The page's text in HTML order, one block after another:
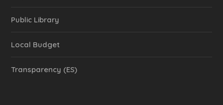
Public Library
Local Budget
Transparency (ES)